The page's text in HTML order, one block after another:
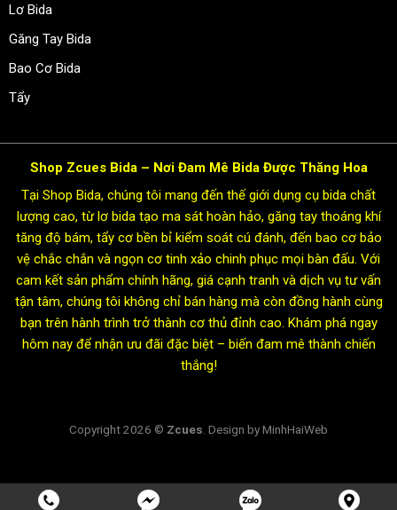
Lơ Bida
Găng Tay Bida
Bao Cơ Bida
Tẩy
Shop Zcues Bida – Nơi Đam Mê Bida Được Thăng Hoa
Tại Shop Bida, chúng tôi mang đến thế giới dụng cụ bida chất
lượng cao, từ lơ bida tạo ma sát hoàn hảo, găng tay thoáng khí
tăng độ bám, tẩy cơ bền bỉ kiểm soát cú đánh, đến bao cơ bảo
vệ chắc chắn và ngọn cơ tinh xảo chinh phục mọi bàn đấu. Với
cam kết sản phẩm chính hãng, giá cạnh tranh và dịch vụ tư vấn
tận tâm, chúng tôi không chỉ bán hàng mà còn đồng hành cùng
bạn trên hành trình trở thành cơ thủ đỉnh cao. Khám phá ngay
hôm nay để nhận ưu đãi đặc biệt – biến đam mê thành chiến
thắng!
Copyright 2026 © Zcues . Design by MinhHaiWeb